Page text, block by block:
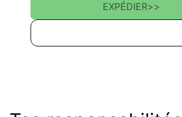
EXPÉDIER>>